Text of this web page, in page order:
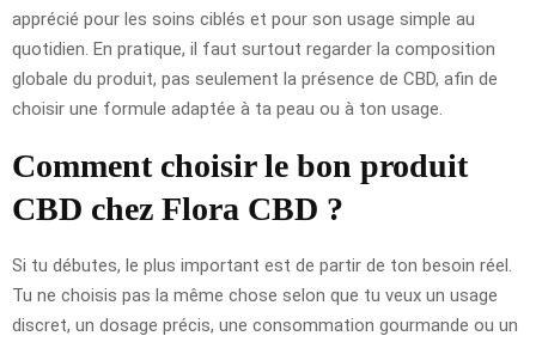
apprécié pour les soins ciblés et pour son usage simple au
quotidien. En pratique, il faut surtout regarder la composition
globale du produit, pas seulement la présence de CBD, afin de
choisir une formule adaptée à ta peau ou à ton usage.
Comment choisir le bon produit
CBD chez Flora CBD ?
Si tu débutes, le plus important est de partir de ton besoin réel.
Tu ne choisis pas la même chose selon que tu veux un usage
discret, un dosage précis, une consommation gourmande ou un